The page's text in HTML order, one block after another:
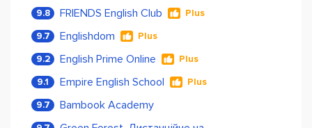
9.8 FRIENDS English Club Plus
9.7 Englishdom Plus
9.2 English Prime Online Plus
9.1 Empire English School Plus
9.7 Bambook Academy